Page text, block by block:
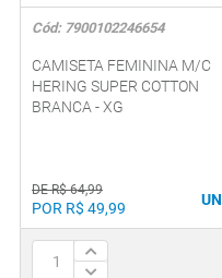
Cód: 7900102246654
CAMISETA FEMININA M/C
HERING SUPER COTTON
BRANCA - XG
DE R$ 64,99
POR R$ 49,99 UN